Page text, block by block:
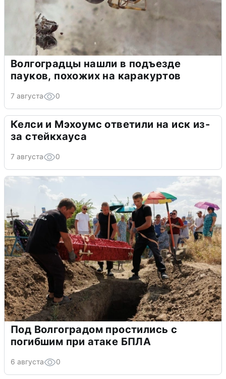
Волгоградцы нашли в подъезде
пауков, похожих на каракуртов
7 августа 0
Келси и Мэхоумс ответили на иск из-
за стейкхауса
7 августа 0
Под Волгоградом простились с
погибшим при атаке БПЛА
6 августа 0